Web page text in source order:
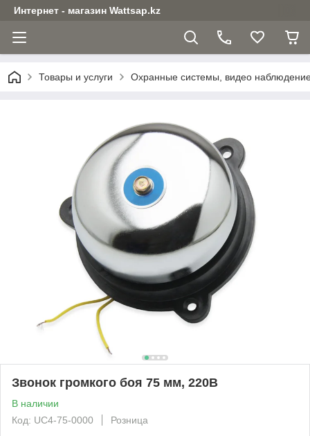
Интернет - магазин Wattsap.kz
Товары и услуги Охранные системы, видео
Звонок громкого боя 75 мм, 220В
В наличии
Код: UC4-75-0000
Розница